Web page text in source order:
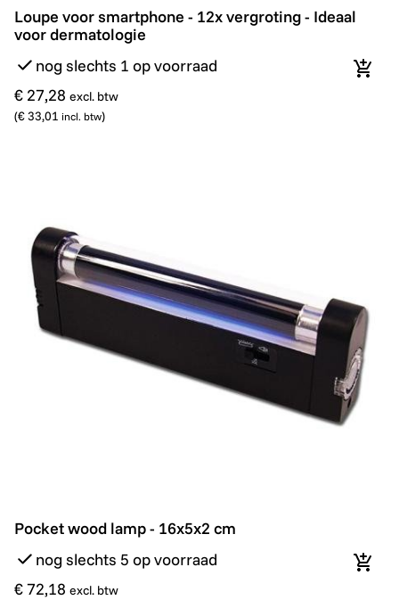
Loupe voor smartphone - 12x vergroting - Ideaal voor
Loupe voor smartphone - 12x vergroting - Ideaal
voor dermatologie
nog slechts 1 op voorraad
€ 27,28 excl. btw
(€ 33,01 incl. btw)
In
Pocket wood lamp - 16x5x2 cm
Pocket wood lamp - 16x5x2 cm
nog slechts 5 op voorraad
€ 72,18 excl. btw
In